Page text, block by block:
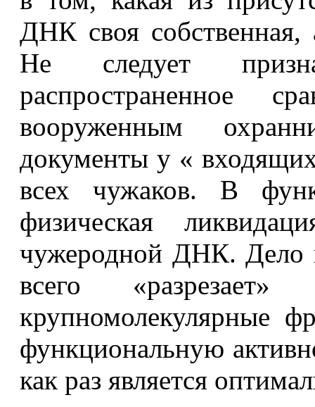
ДНК своя собственная,
Не следует
распространенное
вооруженным
документы у «
всех чужаков. В
физическая
чужеродной ДНК. Дело
всего
крупномолекулярные
функциональную
как раз является